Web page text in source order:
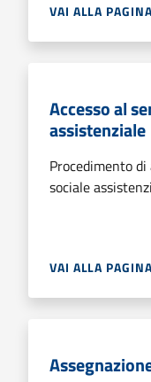
VAI ALLA PAGINA
Accesso al
assistenziale
Procedimento
sociale
VAI ALLA PAGINA